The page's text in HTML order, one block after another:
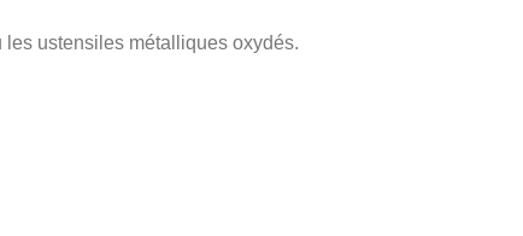
ustensiles métalliques oxydés.